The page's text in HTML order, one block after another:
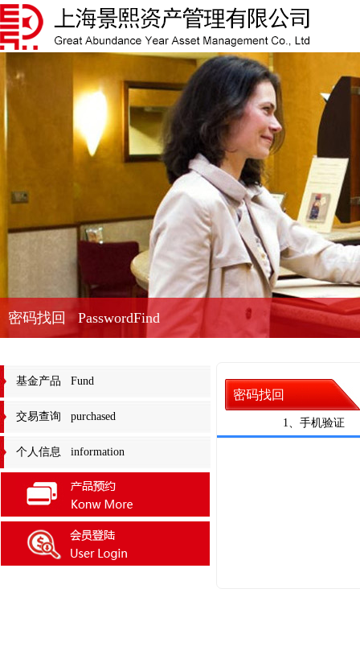
密码找回 PasswordFind
基金产品 Fund
交易查询 purchased
个人信息 information
密码找回
1、手机验证